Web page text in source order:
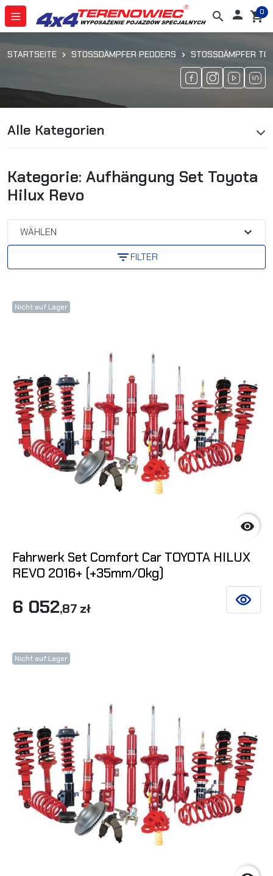
search  shopping_cart
0
STARTSEITE STOSSDÄMPFER PEDDERS STOSSDÄMPFER
Alle Kategorien
Kategorie: Aufhängung Set Toyota
Hilux Revo
WÄHLEN
expand_more
filter_listFILTER
Nicht auf Lager

Fahrwerk Set Comfort Car TOYOTA HILUX
REVO 2016+ (+35mm/0kg)
6 052,87 zł SIEHE
Nicht auf Lager